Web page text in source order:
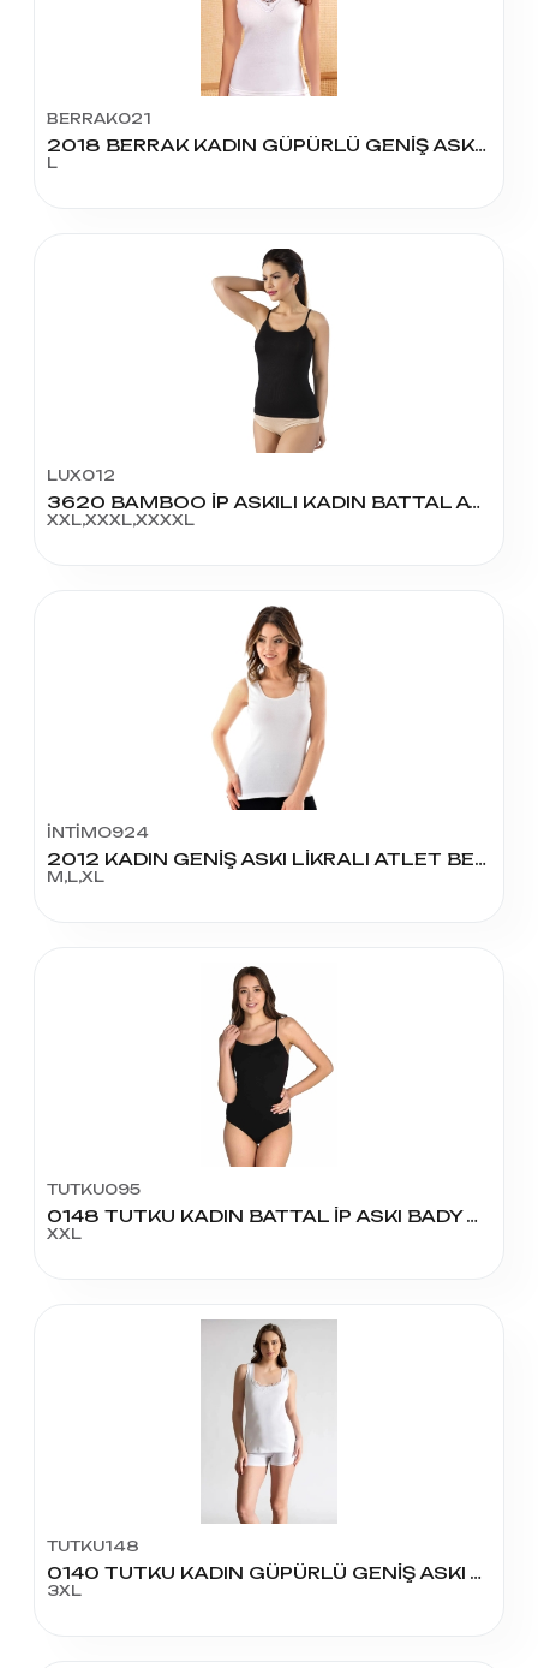
BERRAK021
2018 BERRAK KADIN GÜPÜRLÜ GENİŞ ASKI ATLET L BEDEN
L
LUX012
3620 BAMBOO İP ASKILI KADIN BATTAL ATLET
XXL,XXXL,XXXXL
İNTİMO924
2012 KADIN GENİŞ ASKI LİKRALI ATLET BEYAZ
M,L,XL
TUTKU095
0148 TUTKU KADIN BATTAL İP ASKI BADY ATLET
XXL
TUTKU148
0140 TUTKU KADIN GÜPÜRLÜ GENİŞ ASKI ATLET NO:7
3XL